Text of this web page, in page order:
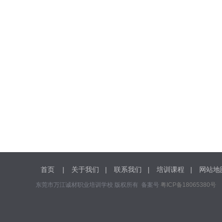
首页 | 关于我们 | 联系我们 | 培训课程 | 网站地
东莞市万江诚材职业培训学校 版权所有 备案号 粤ICP备18065380号